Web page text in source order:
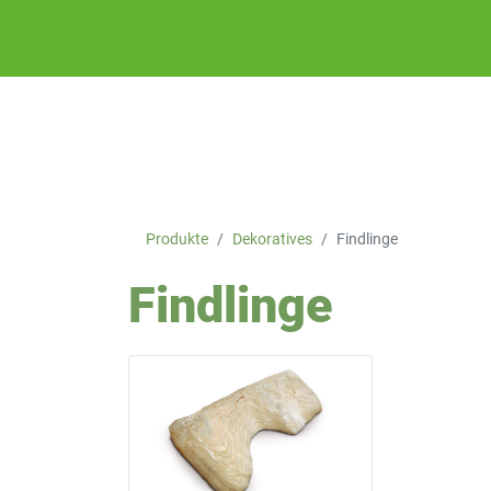
Produkte Dekoratives Findlinge
Findlinge